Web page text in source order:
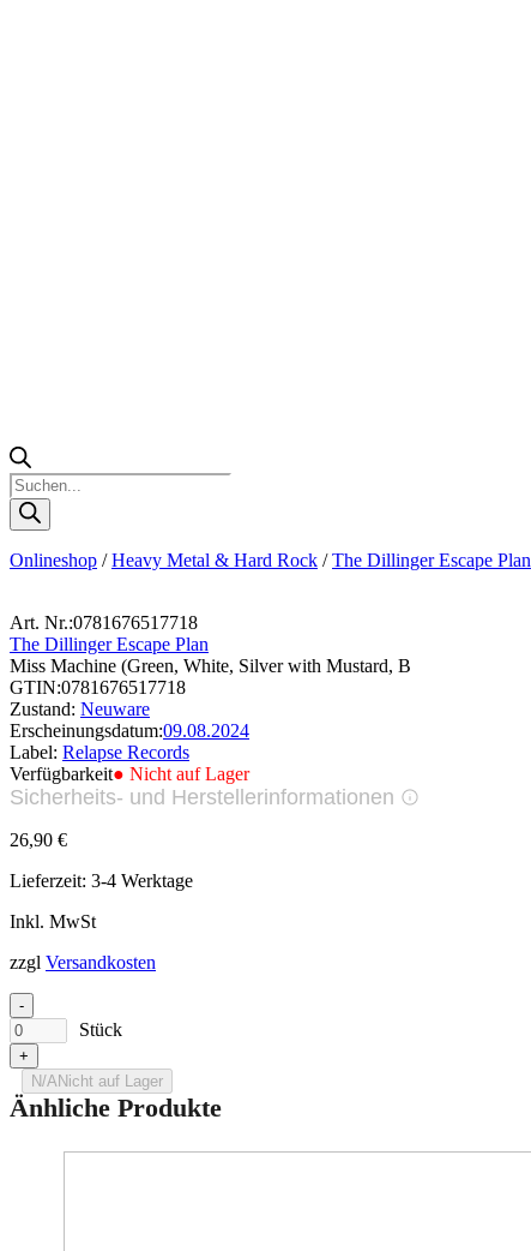
Products
search
Onlineshop /Heavy Metal & Hard Rock /The Dillinger Escape Plan
Art. Nr.:0781676517718
The Dillinger Escape Plan
Miss Machine (Green, White, Silver with Mustard, B
GTIN:0781676517718
Zustand: Neuware
Erscheinungsdatum:09.08.2024
Label: Relapse Records
Verfügbarkeit● Nicht auf Lager
Sicherheits- und Herstellerinformationen
26,90 €
Lieferzeit: 3-4 Werktage
Inkl. MwSt
zzgl Versandkosten
-
Stück
+
N/ANicht auf Lager
Änhliche Produkte